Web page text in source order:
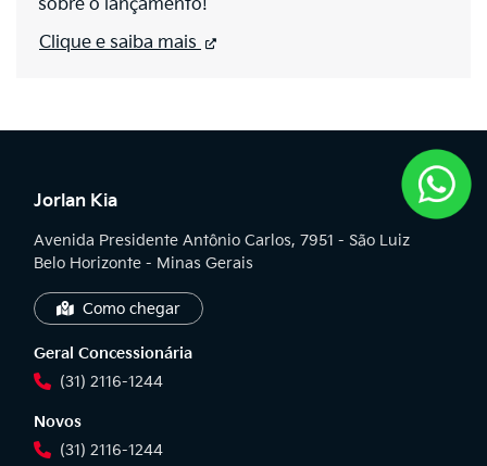
sobre o lançamento!
Clique e saiba mais
Jorlan Kia
Avenida Presidente Antônio Carlos, 7951 - São Luiz
Belo Horizonte - Minas Gerais
Como chegar
Geral Concessionária
(31) 2116-1244
Novos
(31) 2116-1244